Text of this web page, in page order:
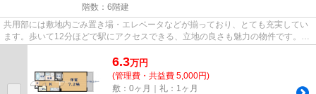
階数：6階建
共用部には敷地内ごみ置き場・エレベータなどが揃っており、とても充実してい
ます。歩いて12分ほどで駅にアクセスできる、立地の良さも魅力の物件です。魅
力的で眺望良好な場所です。...
6.3万円
(管理費・共益費 5,000円)
敷：0ヶ月｜礼：1ヶ月